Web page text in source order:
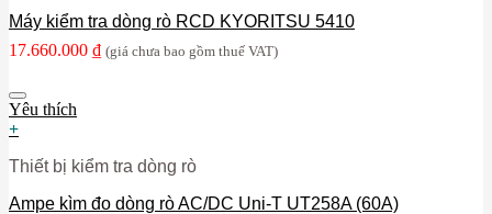
Máy kiểm tra dòng rò RCD KYORITSU 5410
17.660.000 ₫ (giá chưa bao gồm thuế VAT)
Yêu thích
+
Thiết bị kiểm tra dòng rò
Ampe kìm đo dòng rò AC/DC Uni-T UT258A (60A)